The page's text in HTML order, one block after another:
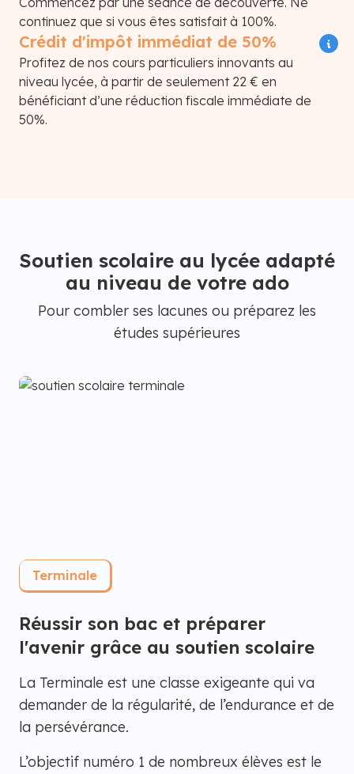
continuez que si vous êtes satisfait à 100%.
Crédit d'impôt immédiat de 50%
Profitez de nos cours particuliers innovants au
niveau lycée, à partir de seulement 22 € en
bénéficiant d’une réduction fiscale immédiate de
50%.
Soutien scolaire au lycée adapté
au niveau de votre ado
Pour combler ses lacunes ou préparez les
études supérieures
Terminale
Réussir son bac et préparer
l'avenir grâce au soutien scolaire
La Terminale est une classe exigeante qui va
demander de la régularité, de l’endurance et de
la persévérance.
L’objectif numéro 1 de nombreux élèves est le